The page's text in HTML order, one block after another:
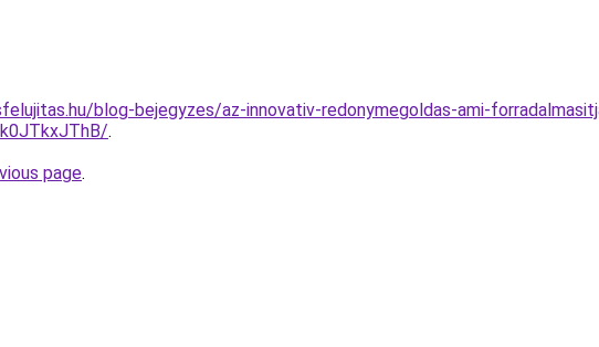
blog-bejegyzes/az-innovativ-redonymegoldas-ami-
.
page.